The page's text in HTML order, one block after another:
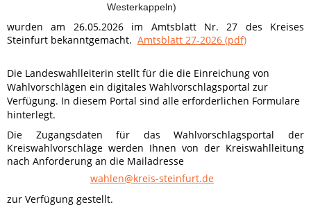
Westerkappeln)
wurden am 26.05.2026 im Amtsblatt Nr. 27 des Kreises
Steinfurt bekanntgemacht. Amtsblatt 27-2026 (pdf)
Die Landeswahlleiterin stellt für die die Einreichung von
Wahlvorschlägen ein digitales Wahlvorschlagsportal zur
Verfügung. In diesem Portal sind alle erforderlichen Formulare
hinterlegt.
Die Zugangsdaten für das Wahlvorschlagsportal der
Kreiswahlvorschläge werden Ihnen von der Kreiswahlleitung
nach Anforderung an die Mailadresse
wahlen@kreis-steinfurt.de
zur Verfügung gestellt.